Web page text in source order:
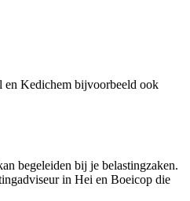
en Kedichem bijvoorbeeld ook
begeleiden bij je belastingzaken.
in Hei en Boeicop die